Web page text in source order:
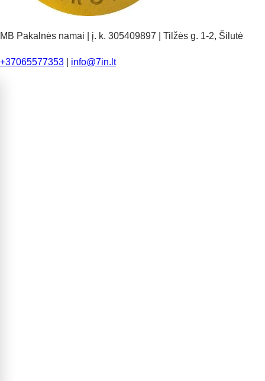
MB Pakalnės namai | į. k. 305409897 | Tilžės g. 1-2, Šilutė
+37065577353 info@7in.lt